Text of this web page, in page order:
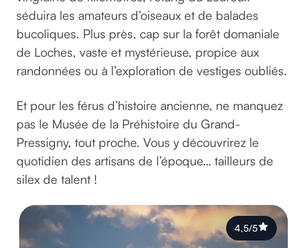
séduira les amateurs d’oiseaux et de balades
bucoliques. Plus près, cap sur la forêt domaniale
de Loches, vaste et mystérieuse, propice aux
randonnées ou à l’exploration de vestiges oubliés.
Et pour les férus d’histoire ancienne, ne manquez
pas le Musée de la Préhistoire du Grand-
Pressigny, tout proche. Vous y découvrirez le
quotidien des artisans de l’époque… tailleurs de
silex de talent !
4,5/5